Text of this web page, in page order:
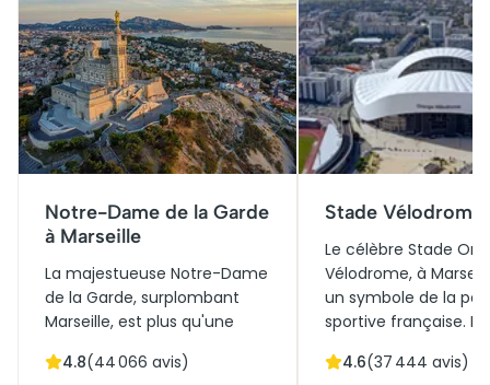
Notre-Dame de la Garde
à Marseille
La majestueuse Notre-Dame
de la Garde, surplombant
Marseille, est plus qu'une
symbole historique et
4.8(44 066 avis)
Stade Vélodrome
Le célèbre Stade
Vélodrome, à
un symbole de la
sportive française.
pour accueillir des
4.6(37 444 avis)